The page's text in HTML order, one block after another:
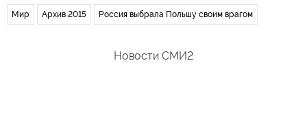
Мир Архив 2015 Россия выбрала Польшу своим врагом
Новости СМИ2